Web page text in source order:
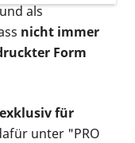
als
nicht immer
Form
für
unter "PRO